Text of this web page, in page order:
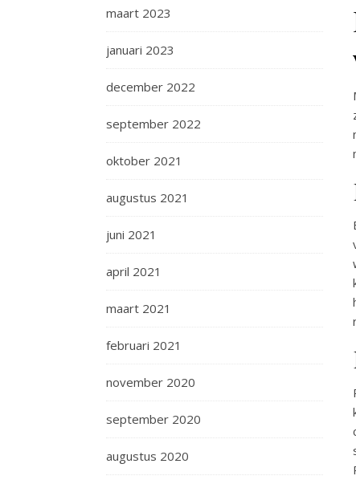
maart 2023
januari 2023
december 2022
september 2022
oktober 2021
augustus 2021
juni 2021
april 2021
maart 2021
februari 2021
november 2020
september 2020
augustus 2020